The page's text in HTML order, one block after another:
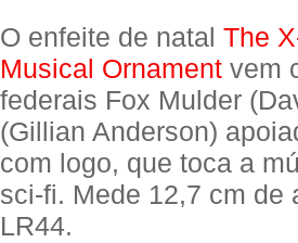
O enfeite de natal The
Musical Ornament vem
federais Fox Mulder
(Gillian Anderson)
com logo, que toca a
sci-fi. Mede 12,7 cm de
LR44.